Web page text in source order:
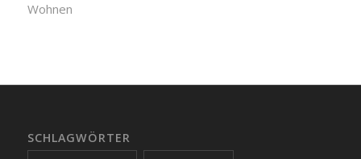
Wohnen
SCHLAGWÖRTER